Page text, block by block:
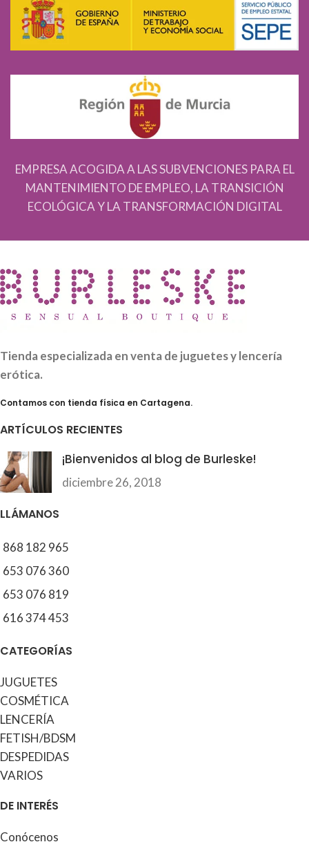
EMPRESA ACOGIDA A LAS SUBVENCIONES PARA EL
MANTENIMIENTO DE EMPLEO, LA TRANSICIÓN
ECOLÓGICA Y LA TRANSFORMACIÓN DIGITAL
Tienda especializada en venta de juguetes y lencería
erótica.
Contamos con tienda física en Cartagena.
ARTÍCULOS RECIENTES
¡Bienvenidos al blog de Burleske!
diciembre 26, 2018
LLÁMANOS
868 182 965
653 076 360
653 076 819
616 374 453
CATEGORÍAS
JUGUETES
COSMÉTICA
LENCERÍA
FETISH/BDSM
DESPEDIDAS
VARIOS
DE INTERÉS
Conócenos